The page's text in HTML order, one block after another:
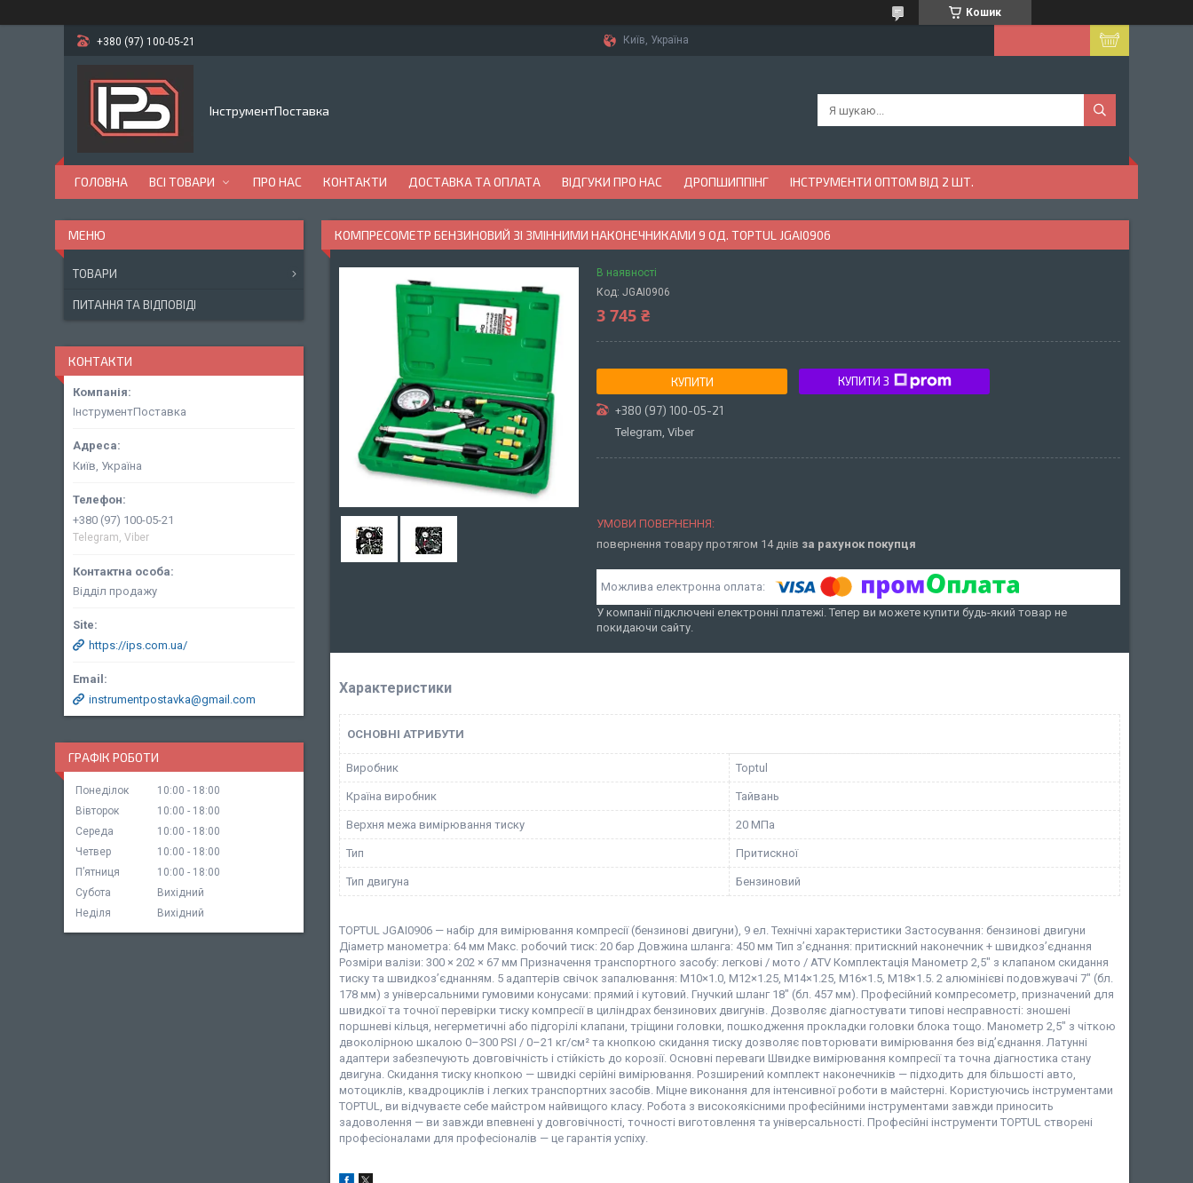
Кошик
+380 (97) 100-05-21 Київ, Україна
ІнструментПоставка
ГОЛОВНА ВСІ ТОВАРИ ПРО НАС КОНТАКТИ ДОСТАВКА ТА ОПЛАТА ВІДГУКИ ПРО НАС ДРОПШИППІНГ ІНСТРУМЕНТИ ОПТОМ ВІД 2 ШТ.
КОМПРЕСОМЕТР БЕНЗИНОВИЙ ЗІ ЗМІННИМИ НАКОНЕЧНИКАМИ 9 ОД. TOPTUL JGAI0906
В наявності
Код: JGAI0906
3 745 ₴
КУПИТИ КУПИТИ З
+380 (97) 100-05-21
Telegram, Viber
повернення товару протягом 14 днів за рахунок покупця
У компанії підключені електронні платежі. Тепер ви можете купити будь-який товар не
покидаючи сайту.
Характеристики
ОСНОВНІ АТРИБУТИ
Виробник Toptul
Країна виробник Тайвань
Верхня межа вимірювання тиску 20 МПа
Тип Притискної
Тип двигуна Бензиновий
TOPTUL JGAI0906 — набір для вимірювання компресії (бензинові двигуни), 9 ел. Технічні характеристики Застосування: бензинові двигуни
Діаметр манометра: 64 мм Макс. робочий тиск: 20 бар Довжина шланга: 450 мм Тип з’єднання: притискний наконечник + швидкоз’єднання
Розміри валізи: 300 × 202 × 67 мм Призначення транспортного засобу: легкові / мото / ATV Комплектація Манометр 2,5" з клапаном скидання
тиску та швидкоз’єднанням. 5 адаптерів свічок запалювання: M10×1.0, M12×1.25, M14×1.25, M16×1.5, M18×1.5. 2 алюмінієві подовжувачі 7" (бл.
178 мм) з універсальними гумовими конусами: прямий і кутовий. Гнучкий шланг 18" (бл. 457 мм). Професійний компресометр, призначений для
швидкої та точної перевірки тиску компресії в циліндрах бензинових двигунів. Дозволяє діагностувати типові несправності: зношені
поршневі кільця, негерметичні або підгорілі клапани, тріщини головки, пошкодження прокладки головки блока тощо. Манометр 2,5" з чіткою
двоколірною шкалою 0–300 PSI / 0–21 кг/см² та кнопкою скидання тиску дозволяє повторювати вимірювання без від’єднання. Латунні
адаптери забезпечують довговічність і стійкість до корозії. Основні переваги Швидке вимірювання компресії та точна діагностика стану
двигуна. Скидання тиску кнопкою — швидкі серійні вимірювання. Розширений комплект наконечників — підходить для більшості авто,
мотоциклів, квадроциклів і легких транспортних засобів. Міцне виконання для інтенсивної роботи в майстерні. Користуючись інструментами
TOPTUL, ви відчуваєте себе майстром найвищого класу. Робота з високоякісними професійними інструментами завжди приносить
задоволення — ви завжди впевнені у довговічності, точності виготовлення та універсальності. Професійні інструменти TOPTUL створені
професіоналами для професіоналів — це гарантія успіху.
ТОВАРИ
ПИТАННЯ ТА ВІДПОВІДІ
КОНТАКТИ
ІнструментПоставка
Київ, Україна
+380 (97) 100-05-21
Telegram, Viber
Відділ продажу
https://ips.com.ua/
instrumentpostavka@gmail.com
ГРАФІК РОБОТИ
Понеділок 10:00
18:00
Вівторок
10:00
18:00
Середа
10:00
18:00
Четвер
10:00
18:00
Пʼятниця
10:00
18:00
Субота
Вихідний
Неділя
Вихідний